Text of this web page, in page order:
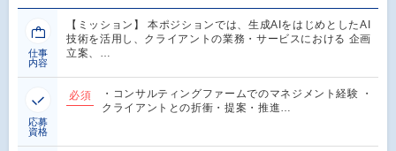
仕事
内容
【ミッション】 本ポジションでは、生成AIをはじめとしたAI
技術を活用し、クライアントの業務・サービスにおける 企画
立案、…
応募
資格
必須
・コンサルティングファームでのマネジメント経験 ・
クライアントとの折衝・提案・推進…